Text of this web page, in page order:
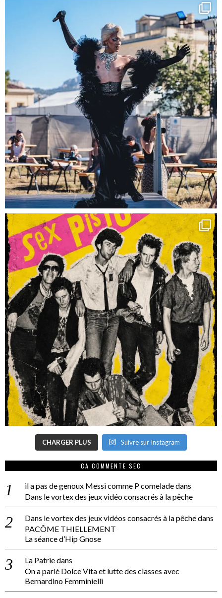
CHARGER PLUS Suivre sur Instagram
CA COMMENTE SEC
il a pas de genoux Messi comme P comeladedans
Dans le vortex des jeux vidéo consacrés à la pêche
Dans le vortex des jeux vidéos consacrés à la pêchedans
PACÔME THIELLEMENT
La séance d’Hip Gnose
La Patriedans
On a parlé Dolce Vita et lutte des classes avec
Bernardino Femminielli